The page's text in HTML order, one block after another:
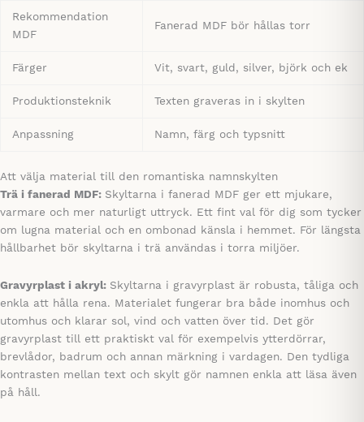
Rekommendation
MDF
Fanerad MDF bör hållas torr
Färger Vit, svart, guld, silver, björk och ek
Produktionsteknik Texten graveras in i skylten
Anpassning Namn, färg och typsnitt
Att välja material till den romantiska namnskylten
Trä i fanerad MDF: Skyltarna i fanerad MDF ger ett mjukare,
varmare och mer naturligt uttryck. Ett fint val för dig som tycker
om lugna material och en ombonad känsla i hemmet. För längsta
hållbarhet bör skyltarna i trä användas i torra miljöer.
Gravyrplast i akryl: Skyltarna i gravyrplast är robusta, tåliga och
enkla att hålla rena. Materialet fungerar bra både inomhus och
utomhus och klarar sol, vind och vatten över tid. Det gör
gravyrplast till ett praktiskt val för exempelvis ytterdörrar,
brevlådor, badrum och annan märkning i vardagen. Den tydliga
kontrasten mellan text och skylt gör namnen enkla att läsa även
på håll.